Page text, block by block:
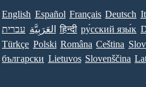
English Español Français Deutsch
עברית العَرَبِيَّة हिन्दी ру́сский язы́к
Türkçe Polski Româna Ceština
български Lietuvos Slovenščina